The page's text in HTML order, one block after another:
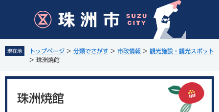
先
頭
す
を
飛
し
現在地 トップページ > 分類でさがす > 市政情報 > 観光施設・観光スポット
> 珠洲焼館
珠洲焼館